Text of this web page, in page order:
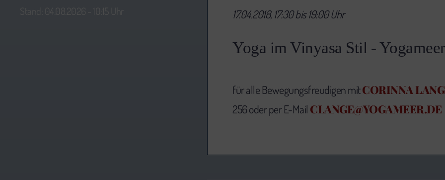
Stand: 04.08.2026 - 10:15 Uhr
Yoga im Vinyasa Stil - Yogameer
17.04.2018, 17:30 bis 19:00 Uhr
für alle Bewegungsfreudigen mitCORINNA
256 oder per E-Mail CLANGE@YOGAMEER.DE